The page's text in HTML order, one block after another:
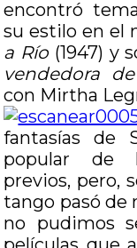
encontró
su estilo en el
a Río(1947) y
vendedora
con Mirtha
fantasías de
popular de
previos, pero,
tango pasó de
no pudimos